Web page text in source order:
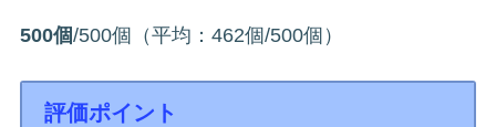
500個/500個（平均：462個/500個）
評価ポイント